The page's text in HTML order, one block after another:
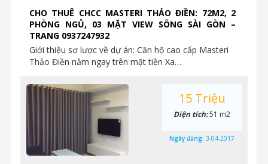
CHO THUÊ CHCC MASTERI THẢO ĐIỀN: 72M2, 2
PHÒNG NGỦ, 03 MẶT VIEW SÔNG SÀI GÒN –
TRANG 0937247932
Giới thiệu sơ lược về dự án: Căn hộ cao cấp Masteri
Thảo Điền nằm ngay trên mặt tiền Xa…
15 Triệu
Diện tích:51 m2
Ngày đăng: 3-04-2017